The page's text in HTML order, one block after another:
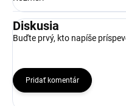
Diskusia
Buďte prvý, kto napíše
Pridať komentár